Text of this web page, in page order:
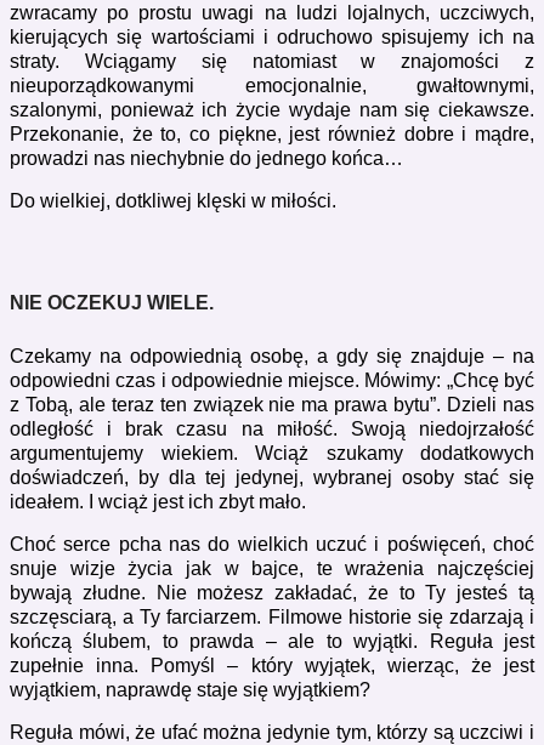
zwracamy po prostu uwagi na ludzi lojalnych, uczciwych,
kierujących się wartościami i odruchowo spisujemy ich na
straty. Wciągamy się natomiast w znajomości z
nieuporządkowanymi emocjonalnie, gwałtownymi,
szalonymi, ponieważ ich życie wydaje nam się ciekawsze.
Przekonanie, że to, co piękne, jest również dobre i mądre,
prowadzi nas niechybnie do jednego końca…
Do wielkiej, dotkliwej klęski w miłości.
NIE OCZEKUJ WIELE.
Czekamy na odpowiednią osobę, a gdy się znajduje – na
odpowiedni czas i odpowiednie miejsce. Mówimy: „Chcę być
z Tobą, ale teraz ten związek nie ma prawa bytu”. Dzieli nas
odległość i brak czasu na miłość. Swoją niedojrzałość
argumentujemy wiekiem. Wciąż szukamy dodatkowych
doświadczeń, by dla tej jedynej, wybranej osoby stać się
ideałem. I wciąż jest ich zbyt mało.
Choć serce pcha nas do wielkich uczuć i poświęceń, choć
snuje wizje życia jak w bajce, te wrażenia najczęściej
bywają złudne. Nie możesz zakładać, że to Ty jesteś tą
szczęsciarą, a Ty farciarzem. Filmowe historie się zdarzają i
kończą ślubem, to prawda – ale to wyjątki. Reguła jest
zupełnie inna. Pomyśl – który wyjątek, wierząc, że jest
wyjątkiem, naprawdę staje się wyjątkiem?
Reguła mówi, że ufać można jedynie tym, którzy są uczciwi i